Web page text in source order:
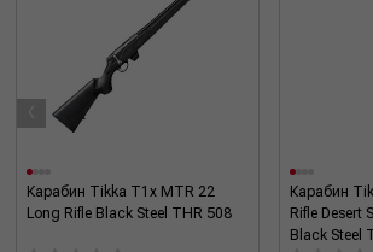
Карабин Tikka T1x MTR 22
Long Rifle Black Steel THR 508
Карабин
Rifle Desert
Black Steel
‹